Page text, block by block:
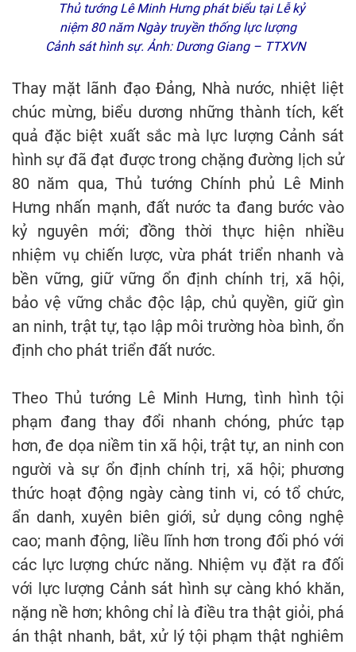
Thủ tướng Lê Minh Hưng phát biểu tại Lễ kỷ
niệm 80 năm Ngày truyền thống lực lượng
Cảnh sát hình sự. Ảnh: Dương Giang – TTXVN
Thay mặt lãnh đạo Đảng, Nhà nước, nhiệt liệt
chúc mừng, biểu dương những thành tích, kết
quả đặc biệt xuất sắc mà lực lượng Cảnh sát
hình sự đã đạt được trong chặng đường lịch sử
80 năm qua, Thủ tướng Chính phủ Lê Minh
Hưng nhấn mạnh, đất nước ta đang bước vào
kỷ nguyên mới; đồng thời thực hiện nhiều
nhiệm vụ chiến lược, vừa phát triển nhanh và
bền vững, giữ vững ổn định chính trị, xã hội,
bảo vệ vững chắc độc lập, chủ quyền, giữ gìn
an ninh, trật tự, tạo lập môi trường hòa bình, ổn
định cho phát triển đất nước.
Theo Thủ tướng Lê Minh Hưng, tình hình tội
phạm đang thay đổi nhanh chóng, phức tạp
hơn, đe dọa niềm tin xã hội, trật tự, an ninh con
người và sự ổn định chính trị, xã hội; phương
thức hoạt động ngày càng tinh vi, có tổ chức,
ẩn danh, xuyên biên giới, sử dụng công nghệ
cao; manh động, liều lĩnh hơn trong đối phó với
các lực lượng chức năng. Nhiệm vụ đặt ra đối
với lực lượng Cảnh sát hình sự càng khó khăn,
nặng nề hơn; không chỉ là điều tra thật giỏi, phá
án thật nhanh, bắt, xử lý tội phạm thật nghiêm